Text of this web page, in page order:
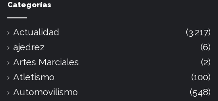
Categorías
Actualidad
(3.217)
ajedrez
(6)
Artes Marciales
(2)
Atletismo
(100)
Automovilismo
(548)